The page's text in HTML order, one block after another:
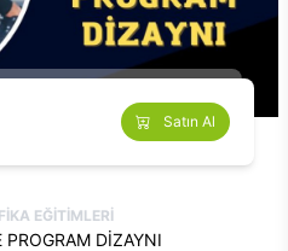
Satın Al
EĞİTİMLERİ
DİZAYNI